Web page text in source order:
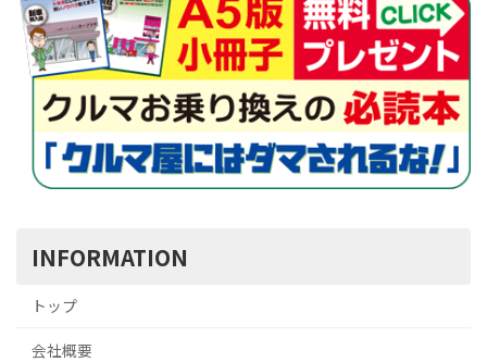
INFORMATION
トップ
会社概要